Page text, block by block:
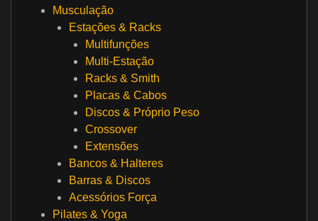
Musculação
Estações & Racks
Multifunções
Multi-Estação
Racks & Smith
Placas & Cabos
Discos & Próprio Peso
Crossover
Extensões
Bancos & Halteres
Barras & Discos
Acessórios Força
Pilates & Yoga